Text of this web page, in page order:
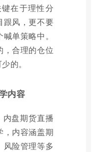
在于理性分
跟风，更不要
单策略中。
，合理的仓位
的。
内容
盘期货直播
，内容涵盖期
风险管理等多